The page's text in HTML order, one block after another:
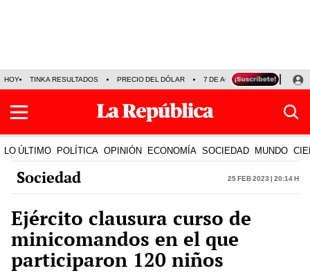
HOY TINKA RESULTADOS PRECIO DEL DÓLAR 7 DE AGOSTO OLLANTA
LO ÚLTIMO POLÍTICA OPINIÓN ECONOMÍA SOCIEDAD MUNDO
Sociedad 25 Feb 2023 | 20:14 h
Ejército clausura curso de
minicomandos en el que
participaron 120 niños